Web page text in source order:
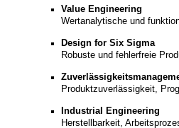
Value Engineering
Wertanalytische und
Design for Six Sigma
Robuste und fehlerfreie
Produktzuverlässigkeit,
Industrial Engineering
Herstellbarkeit,